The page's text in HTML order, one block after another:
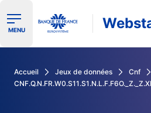
Ouvrir le menu de navigation
MENU
Accueil Jeux de données
Cnf